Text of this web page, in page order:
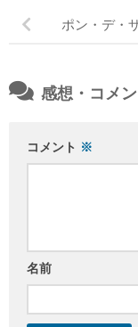
ポン・デ・
感想・コメン
コメント ※
名前